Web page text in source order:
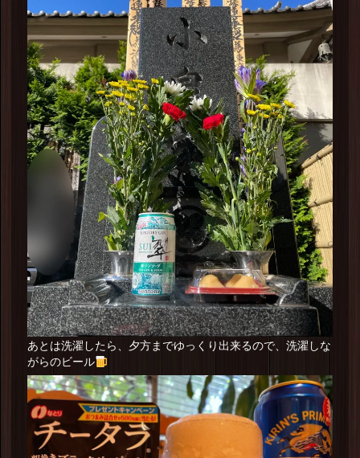
あとは洗濯したら、夕方までゆっくり出来るので、洗濯しな
がらのビール